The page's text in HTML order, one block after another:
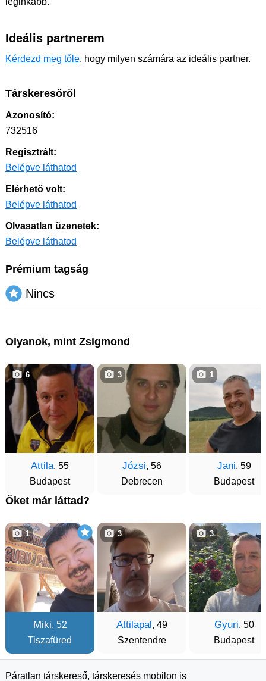
Ideális partnerem
Kérdezd meg tőle, hogy milyen számára az ideális partner.
Társkeresőről
Azonosító:
732516
Regisztrált:
Belépve láthatod
Elérhető volt:
Belépve láthatod
Olvasatlan üzenetek:
Belépve láthatod
Prémium tagság
Nincs
Olyanok, mint Zsigmond
Attila, 55
Budapest
6
Józsi, 56
Debrecen
3
Jani, 59
Budapest
1
Őket már láttad?
Miki, 52
Tiszafüred
1
Attilapal, 49
Szentendre
3
Gyuri, 50
Budapest
3
Páratlan társkereső, társkeresés mobilon is